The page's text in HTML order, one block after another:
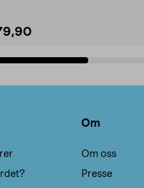
Om
Om oss
Presse